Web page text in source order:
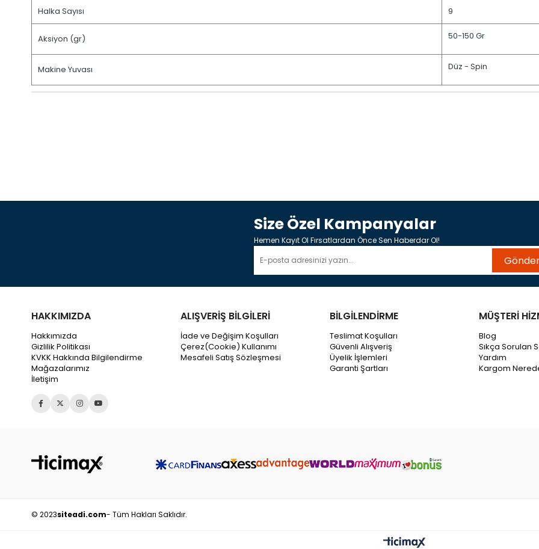
Halka Sayısı 9
Aksiyon (gr) 50-150 Gr
Makine Yuvası Düz - Spin
Size Özel Kampanyalar
Hemen Kayıt Ol Fırsatlardan Önce Sen Haberdar Ol!
HAKKIMIZDA
Hakkımızda
Gizlilik Politikası
KVKK Hakkında Bilgilendirme
Mağazalarımız
İletişim
ALIŞVERİŞ BİLGİLERİ
İade ve Değişim Koşulları
Çerez(Cookie) Kullanımı
Mesafeli Satış Sözleşmesi
BİLGİLENDİRME
Teslimat Koşulları
Güvenli Alışveriş
Üyelik İşlemleri
Garanti Şartları
MÜŞTERİ
Blog
Sıkça Sorulan
Yardım
Kargom
© 2023siteadi.com- Tüm Hakları Saklıdır.